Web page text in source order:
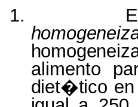
1.
alimento
diet�tico en